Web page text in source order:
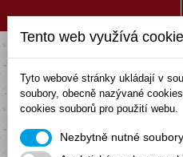
Tento web využívá
Tyto webové stránky ukládají v
soubory, obecně nazývané
cookies souborů pro použití webu.
Nezbytně nutné